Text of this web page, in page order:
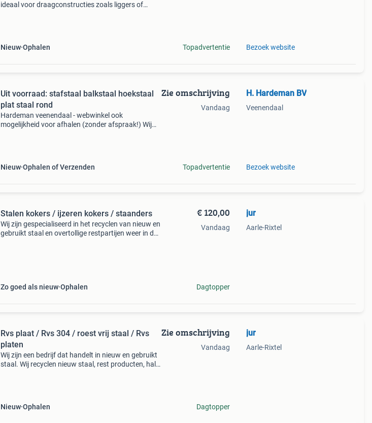
ideaal voor draagconstructies zoals liggers of
Nieuw Ophalen Topadvertentie Bezoek website
Uit voorraad: stafstaal balkstaal hoekstaal
plat staal rond
Hardeman veenendaal - webwinkel ook
mogelijkheid voor afhalen (zonder afspraak!) Wij
Nieuw Ophalen of Verzenden
Zie omschrijving
Vandaag
Topadvertentie
H. Hardeman BV
Veenendaal
Bezoek website
Stalen kokers / ijzeren kokers / staanders
Wij zijn gespecialiseerd in het recyclen van nieuw en
gebruikt staal en overtollige restpartijen weer in de
Zo goed als nieuw Ophalen
€ 120,00
Vandaag
Dagtopper
jur
Aarle-Rixtel
Rvs plaat / Rvs 304 / roest vrij staal / Rvs
platen
Wij zijn een bedrijf dat handelt in nieuw en gebruikt
staal. Wij recyclen nieuw staal, rest producten, half
Nieuw Ophalen
Zie omschrijving
Vandaag
Dagtopper
jur
Aarle-Rixtel